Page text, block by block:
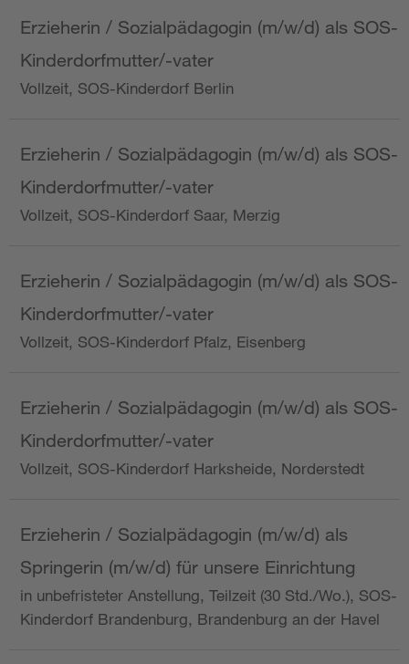
Erzieherin / Sozialpädagogin (m/w/d) als SOS-
Kinderdorfmutter/-vater
Vollzeit, SOS-Kinderdorf Berlin
Erzieherin / Sozialpädagogin (m/w/d) als SOS-
Kinderdorfmutter/-vater
Vollzeit, SOS-Kinderdorf Saar, Merzig
Erzieherin / Sozialpädagogin (m/w/d) als SOS-
Kinderdorfmutter/-vater
Vollzeit, SOS-Kinderdorf Pfalz, Eisenberg
Erzieherin / Sozialpädagogin (m/w/d) als SOS-
Kinderdorfmutter/-vater
Vollzeit, SOS-Kinderdorf Harksheide, Norderstedt
Erzieherin / Sozialpädagogin (m/w/d) als
Springerin (m/w/d) für unsere Einrichtung
in unbefristeter Anstellung, Teilzeit (30 Std./Wo.), SOS-
Kinderdorf Brandenburg, Brandenburg an der Havel